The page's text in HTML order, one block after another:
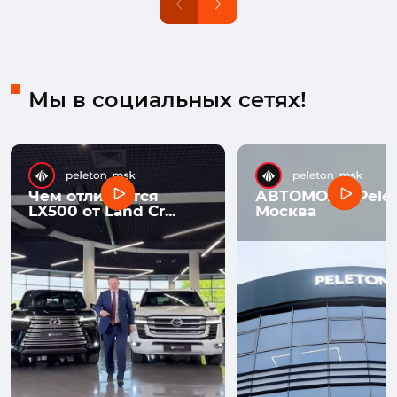
Мы в социальных сетях!
Чем отличается
LX500 от Land Cr...
АВТОМОЛЛ
Москва